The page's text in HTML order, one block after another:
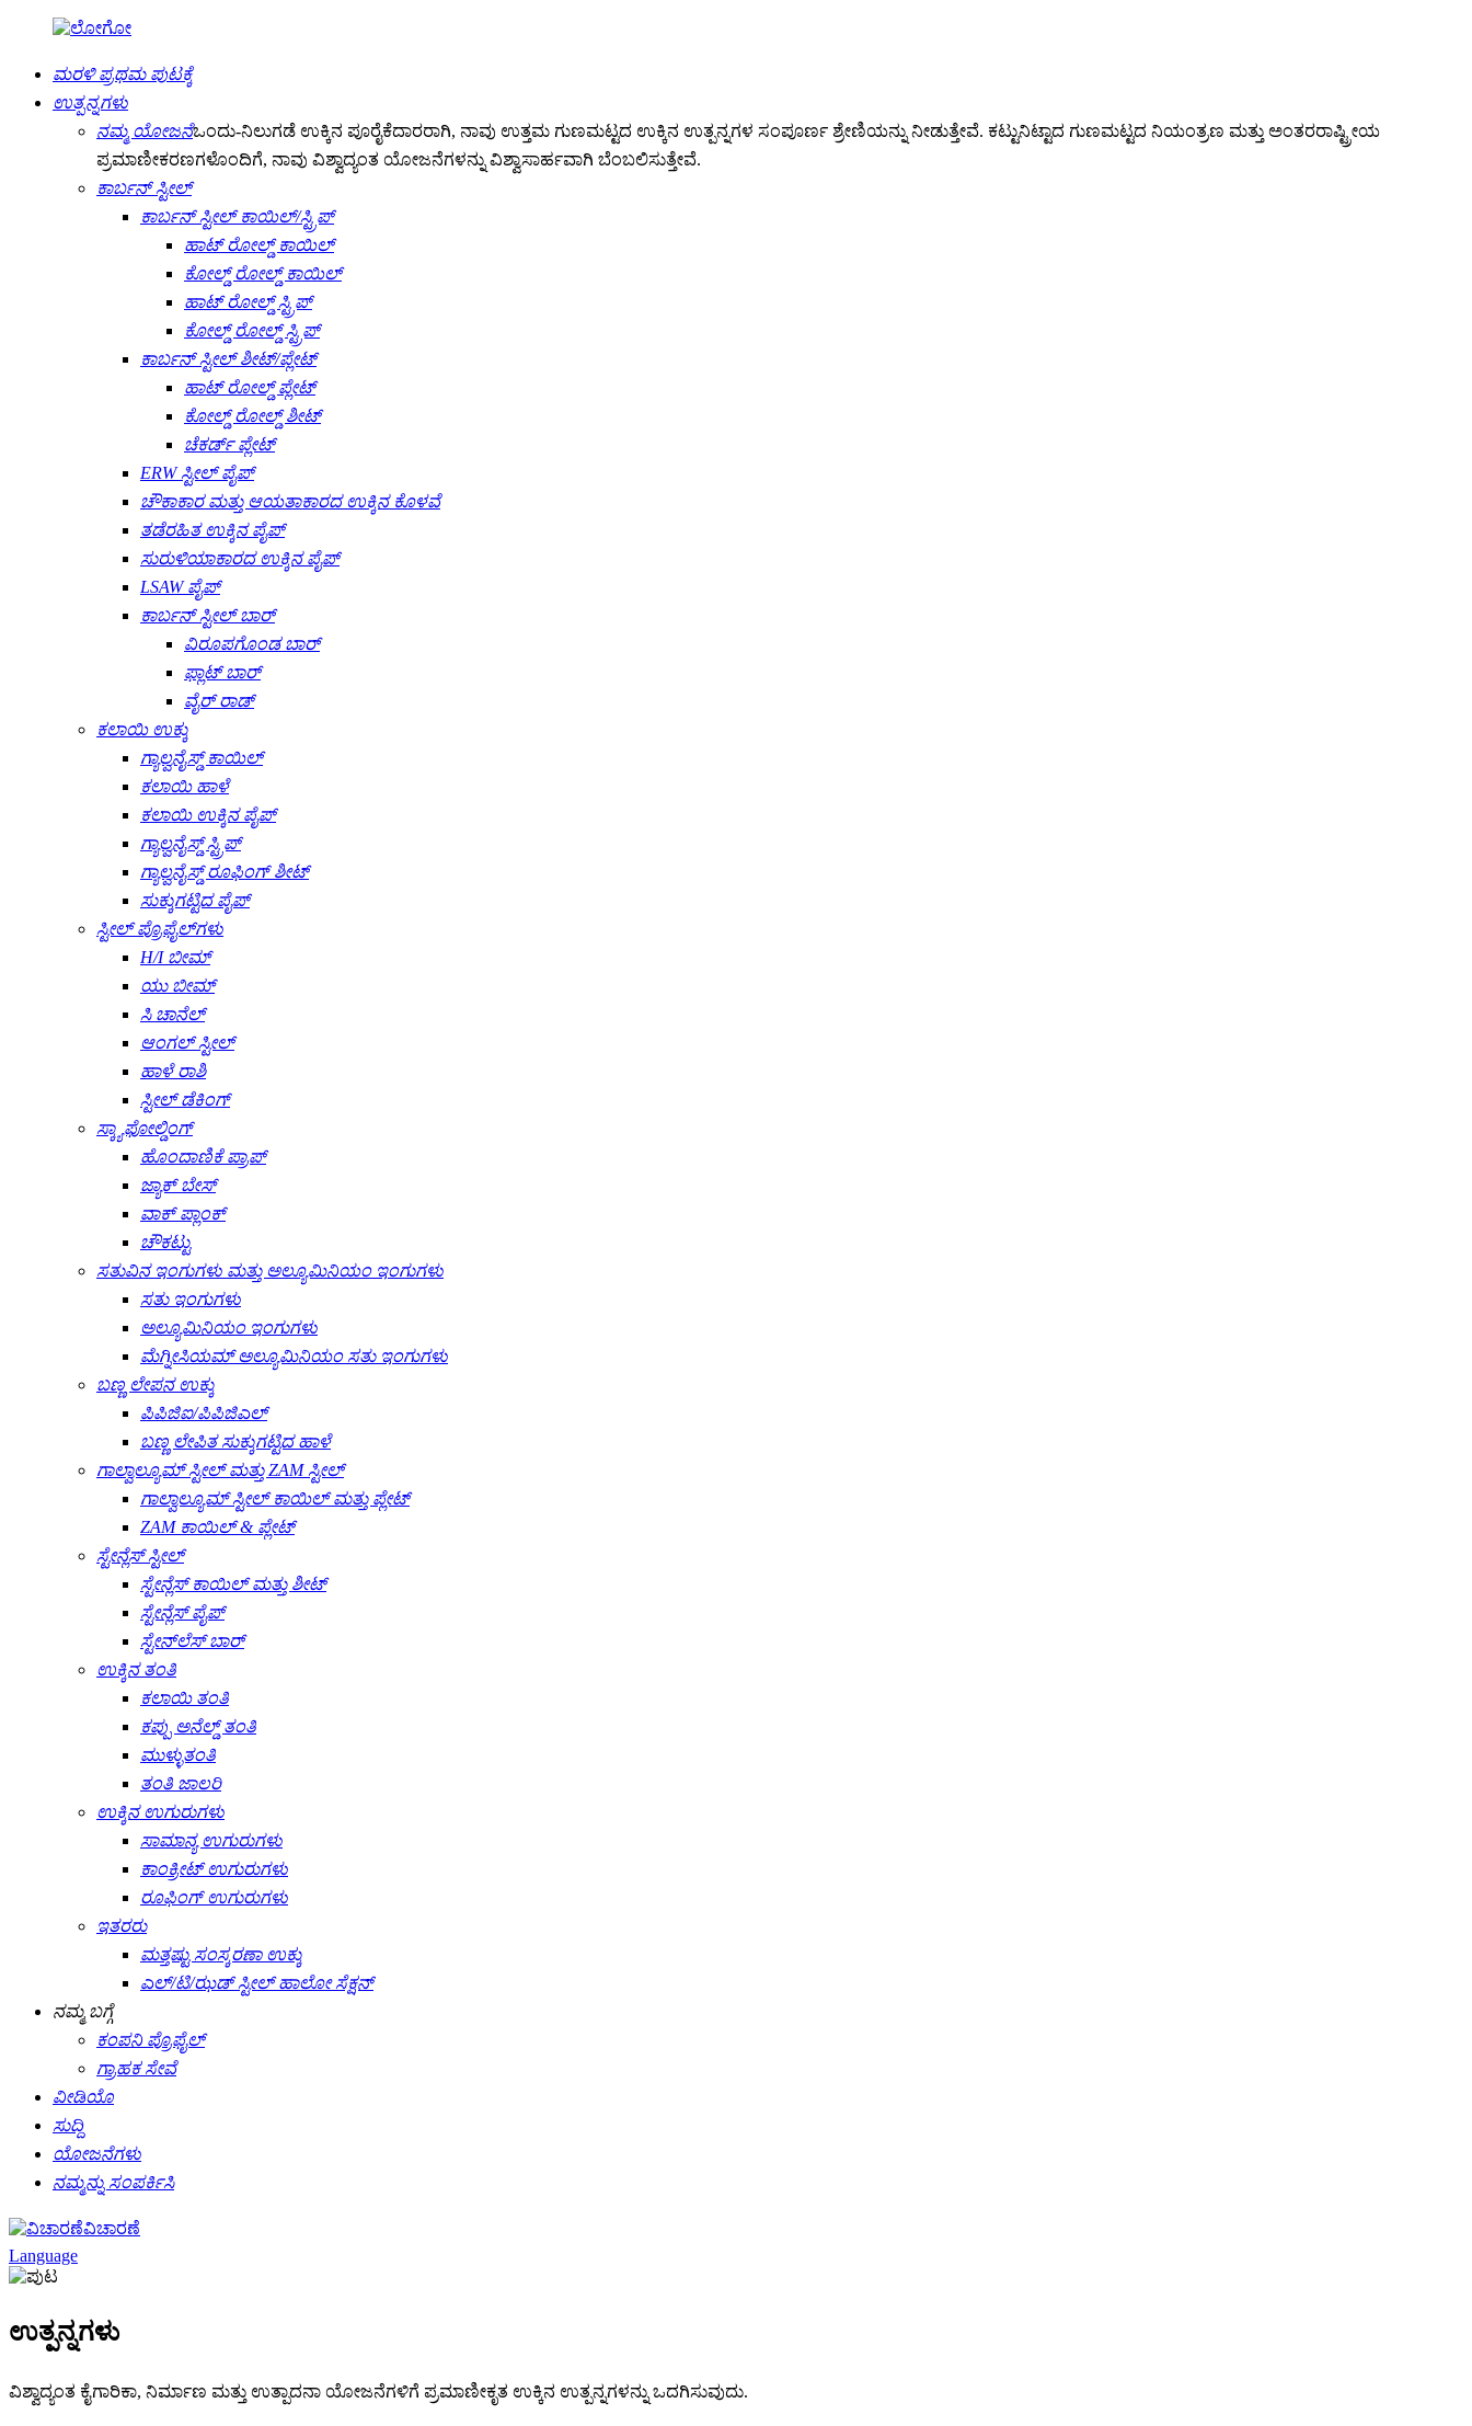
ಮರಳಿ ಪ್ರಥಮ ಪುಟಕ್ಕೆ
ಉತ್ಪನ್ನಗಳು
ನಮ್ಮ ಯೋಜನೆಒಂದು-ನಿಲುಗಡೆ ಉಕ್ಕಿನ ಪೂರೈಕೆದಾರರಾಗಿ, ನಾವು ಉತ್ತಮ ಗುಣಮಟ್ಟದ ಉಕ್ಕಿನ ಉತ್ಪನ್ನಗಳ ಸಂಪೂರ್ಣ ಶ್ರೇಣಿಯನ್ನು ನೀಡುತ್ತೇವೆ. ಕಟ್ಟುನಿಟ್ಟಾದ ಗುಣಮಟ್ಟದ ನಿಯಂತ್ರಣ ಮತ್ತು ಅಂತರರಾಷ್ಟ್ರೀಯ
ಪ್ರಮಾಣೀಕರಣಗಳೊಂದಿಗೆ, ನಾವು ವಿಶ್ವಾದ್ಯಂತ ಯೋಜನೆಗಳನ್ನು ವಿಶ್ವಾಸಾರ್ಹವಾಗಿ ಬೆಂಬಲಿಸುತ್ತೇವೆ.
ಕಾರ್ಬನ್ ಸ್ಟೀಲ್
ಕಾರ್ಬನ್ ಸ್ಟೀಲ್ ಕಾಯಿಲ್/ಸ್ಟ್ರಿಪ್
ಹಾಟ್ ರೋಲ್ಡ್ ಕಾಯಿಲ್
ಕೋಲ್ಡ್ ರೋಲ್ಡ್ ಕಾಯಿಲ್
ಹಾಟ್ ರೋಲ್ಡ್ ಸ್ಟ್ರಿಪ್
ಕೋಲ್ಡ್ ರೋಲ್ಡ್ ಸ್ಟ್ರಿಪ್
ಕಾರ್ಬನ್ ಸ್ಟೀಲ್ ಶೀಟ್/ಪ್ಲೇಟ್
ಹಾಟ್ ರೋಲ್ಡ್ ಪ್ಲೇಟ್
ಕೋಲ್ಡ್ ರೋಲ್ಡ್ ಶೀಟ್
ಚೆಕರ್ಡ್ ಪ್ಲೇಟ್
ERW ಸ್ಟೀಲ್ ಪೈಪ್
ಚೌಕಾಕಾರ ಮತ್ತು ಆಯತಾಕಾರದ ಉಕ್ಕಿನ ಕೊಳವೆ
ತಡೆರಹಿತ ಉಕ್ಕಿನ ಪೈಪ್
ಸುರುಳಿಯಾಕಾರದ ಉಕ್ಕಿನ ಪೈಪ್
LSAW ಪೈಪ್
ಕಾರ್ಬನ್ ಸ್ಟೀಲ್ ಬಾರ್
ವಿರೂಪಗೊಂಡ ಬಾರ್
ಫ್ಲಾಟ್ ಬಾರ್
ವೈರ್ ರಾಡ್
ಕಲಾಯಿ ಉಕ್ಕು
ಗ್ಯಾಲ್ವನೈಸ್ಡ್ ಕಾಯಿಲ್
ಕಲಾಯಿ ಹಾಳೆ
ಕಲಾಯಿ ಉಕ್ಕಿನ ಪೈಪ್
ಗ್ಯಾಲ್ವನೈಸ್ಡ್ ಸ್ಟ್ರಿಪ್
ಗ್ಯಾಲ್ವನೈಸ್ಡ್ ರೂಫಿಂಗ್ ಶೀಟ್
ಸುಕ್ಕುಗಟ್ಟಿದ ಪೈಪ್
ಸ್ಟೀಲ್ ಪ್ರೊಫೈಲ್‌ಗಳು
H/I ಬೀಮ್
ಯು ಬೀಮ್
ಸಿ ಚಾನೆಲ್
ಆಂಗಲ್ ಸ್ಟೀಲ್
ಹಾಳೆ ರಾಶಿ
ಸ್ಟೀಲ್ ಡೆಕಿಂಗ್
ಸ್ಕ್ಯಾಫೋಲ್ಡಿಂಗ್
ಹೊಂದಾಣಿಕೆ ಪ್ರಾಪ್
ಜ್ಯಾಕ್ ಬೇಸ್
ವಾಕ್ ಪ್ಲಾಂಕ್
ಚೌಕಟ್ಟು
ಸತುವಿನ ಇಂಗುಗಳು ಮತ್ತು ಅಲ್ಯೂಮಿನಿಯಂ ಇಂಗುಗಳು
ಸತು ಇಂಗುಗಳು
ಅಲ್ಯೂಮಿನಿಯಂ ಇಂಗುಗಳು
ಮೆಗ್ನೀಸಿಯಮ್ ಅಲ್ಯೂಮಿನಿಯಂ ಸತು ಇಂಗುಗಳು
ಬಣ್ಣ ಲೇಪನ ಉಕ್ಕು
ಪಿಪಿಜಿಐ/ಪಿಪಿಜಿಎಲ್
ಬಣ್ಣ ಲೇಪಿತ ಸುಕ್ಕುಗಟ್ಟಿದ ಹಾಳೆ
ಗಾಲ್ವಾಲ್ಯೂಮ್ ಸ್ಟೀಲ್ ಮತ್ತು ZAM ಸ್ಟೀಲ್
ಗಾಲ್ವಾಲ್ಯೂಮ್ ಸ್ಟೀಲ್ ಕಾಯಿಲ್ ಮತ್ತು ಪ್ಲೇಟ್
ZAM ಕಾಯಿಲ್ & ಪ್ಲೇಟ್
ಸ್ಟೇನ್ಲೆಸ್ ಸ್ಟೀಲ್
ಸ್ಟೇನ್ಲೆಸ್ ಕಾಯಿಲ್ ಮತ್ತು ಶೀಟ್
ಸ್ಟೇನ್ಲೆಸ್ ಪೈಪ್
ಸ್ಟೇನ್‌ಲೆಸ್ ಬಾರ್
ಉಕ್ಕಿನ ತಂತಿ
ಕಲಾಯಿ ತಂತಿ
ಕಪ್ಪು ಅನೆಲ್ಡ್ ತಂತಿ
ಮುಳ್ಳುತಂತಿ
ತಂತಿ ಜಾಲರಿ
ಉಕ್ಕಿನ ಉಗುರುಗಳು
ಸಾಮಾನ್ಯ ಉಗುರುಗಳು
ಕಾಂಕ್ರೀಟ್ ಉಗುರುಗಳು
ರೂಫಿಂಗ್ ಉಗುರುಗಳು
ಇತರರು
ಮತ್ತಷ್ಟು ಸಂಸ್ಕರಣಾ ಉಕ್ಕು
ಎಲ್/ಟಿ/ಝಡ್ ಸ್ಟೀಲ್ ಹಾಲೋ ಸೆಕ್ಷನ್
ನಮ್ಮ ಬಗ್ಗೆ
ಕಂಪನಿ ಪ್ರೊಫೈಲ್
ಗ್ರಾಹಕ ಸೇವೆ
ವೀಡಿಯೊ
ಸುದ್ದಿ
ಯೋಜನೆಗಳು
ನಮ್ಮನ್ನು ಸಂಪರ್ಕಿಸಿ
ವಿಚಾರಣೆ
Language
ಉತ್ಪನ್ನಗಳು
ವಿಶ್ವಾದ್ಯಂತ ಕೈಗಾರಿಕಾ, ನಿರ್ಮಾಣ ಮತ್ತು ಉತ್ಪಾದನಾ ಯೋಜನೆಗಳಿಗೆ ಪ್ರಮಾಣೀಕೃತ ಉಕ್ಕಿನ ಉತ್ಪನ್ನಗಳನ್ನು ಒದಗಿಸುವುದು.